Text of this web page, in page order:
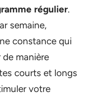
régulier.
semaine,
constance qui
manière
courts et longs
votre